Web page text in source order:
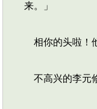
来。」
相你的头啦！
不高兴的李元